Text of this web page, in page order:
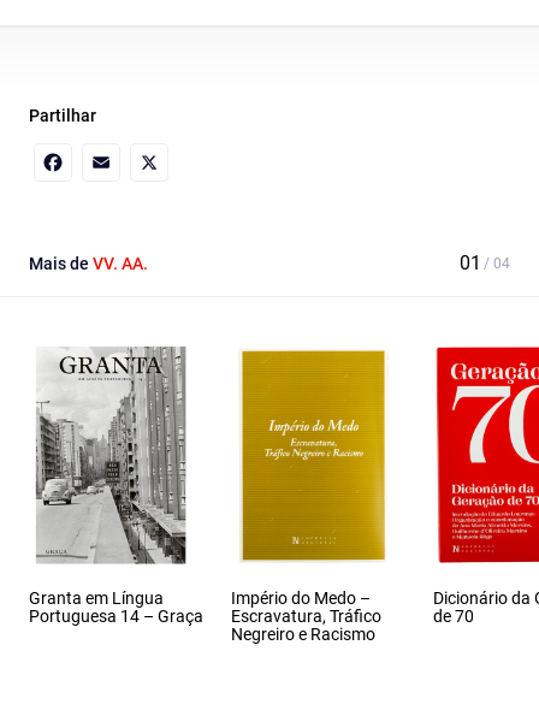
Partilhar
Mais de VV. AA.
Granta em Língua
Portuguesa 14 – Graça
Império do Medo –
Escravatura, Tráfico
Negreiro e Racismo
Dicionário da
de 70